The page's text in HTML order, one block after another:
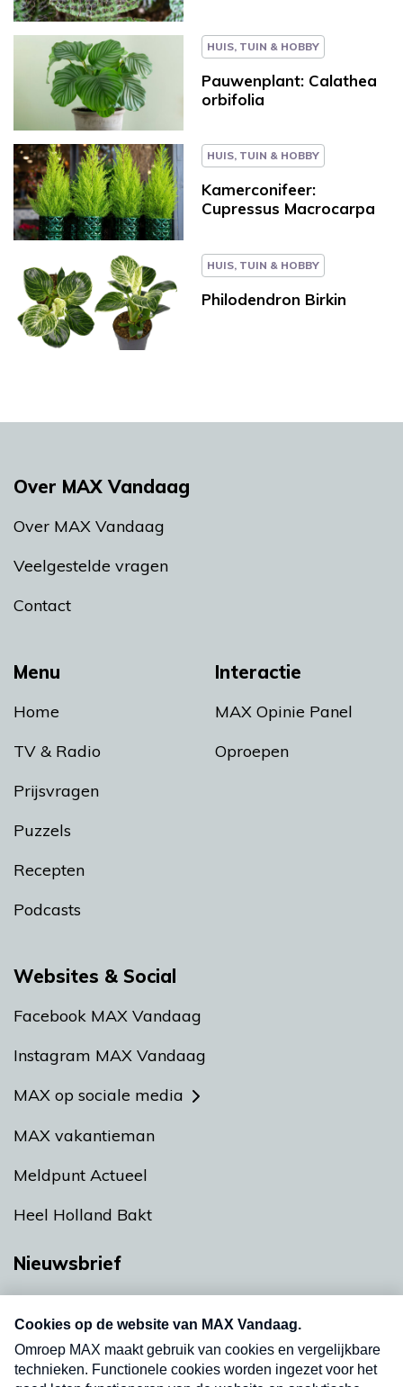
HUIS, TUIN & HOBBY
Pauwenplant: Calathea
orbifolia
HUIS, TUIN & HOBBY
Kamerconifeer:
Cupressus Macrocarpa
HUIS, TUIN & HOBBY
Philodendron Birkin
Menu
Home
TV & Radio
Prijsvragen
Puzzels
Recepten
Podcasts
Interactie
MAX Opinie Panel
Oproepen
Over MAX Vandaag
Over MAX Vandaag
Veelgestelde vragen
Contact
Websites & Social
Facebook MAX Vandaag
Instagram MAX Vandaag
MAX op sociale media
MAX vakantieman
Meldpunt Actueel
Heel Holland Bakt
Nieuwsbrief
nieuwsbrief. Elke vrijdag- en dinsdagochtend in
uw mailbox.